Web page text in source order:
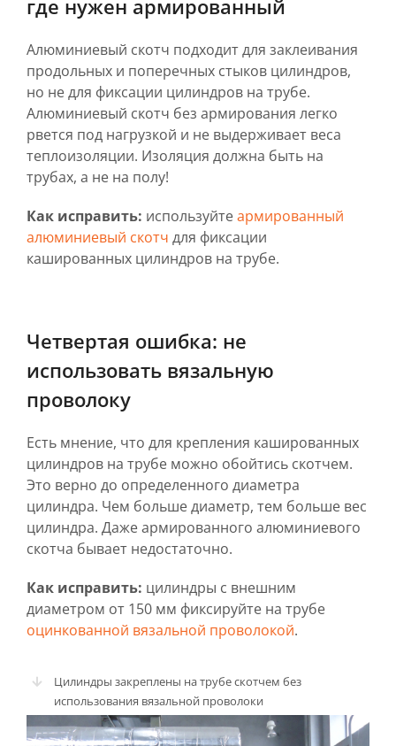
где нужен армированный
Алюминиевый скотч подходит для заклеивания
продольных и поперечных стыков цилиндров,
но не для фиксации цилиндров на трубе.
Алюминиевый скотч без армирования легко
рвется под нагрузкой и не выдерживает веса
теплоизоляции. Изоляция должна быть на
трубах, а не на полу!
Как исправить: используйтеармированный
алюминиевый скотч для фиксации
кашированных цилиндров на трубе.
Четвертая ошибка: не
использовать вязальную
проволоку
Есть мнение, что для крепления кашированных
цилиндров на трубе можно обойтись скотчем.
Это верно до определенного диаметра
цилиндра. Чем больше диаметр, тем больше вес
цилиндра. Даже армированного алюминиевого
скотча бывает недостаточно.
Как исправить: цилиндры с внешним
диаметром от 150 мм фиксируйте на трубе
оцинкованной вязальной проволокой.
Цилиндры закреплены на трубе скотчем без
использования вязальной проволоки